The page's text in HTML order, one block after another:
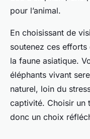
pour l’animal.
En choisissant de
soutenez ces
la faune asiatique.
éléphants vivant
naturel, loin du
captivité. Choisir un
donc un choix